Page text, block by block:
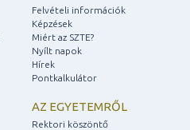
Felvételi információk
Képzések
Miért az SZTE?
Nyílt napok
Hírek
Pontkalkulátor
AZ EGYETEMRŐL
Rektori köszöntő